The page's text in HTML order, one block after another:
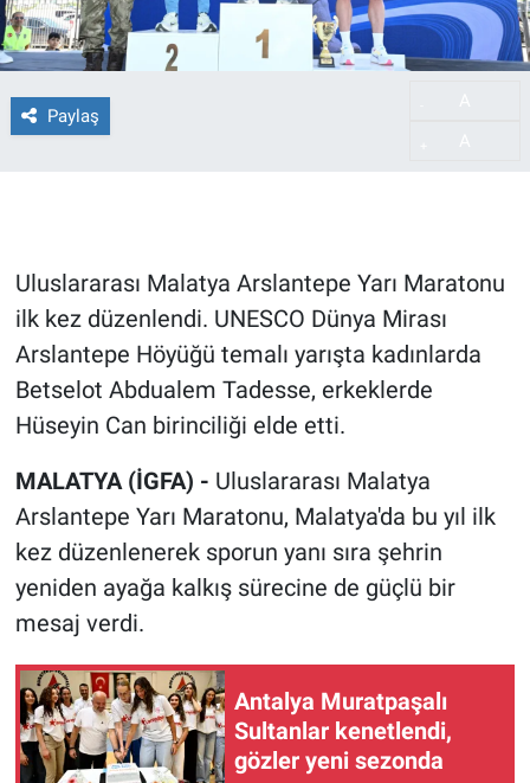
Paylaş
Uluslararası Malatya Arslantepe Yarı Maratonu
ilk kez düzenlendi. UNESCO Dünya Mirası
Arslantepe Höyüğü temalı yarışta kadınlarda
Betselot Abdualem Tadesse, erkeklerde
Hüseyin Can birinciliği elde etti.
MALATYA (İGFA) - Uluslararası Malatya
Arslantepe Yarı Maratonu, Malatya'da bu yıl ilk
kez düzenlenerek sporun yanı sıra şehrin
yeniden ayağa kalkış sürecine de güçlü bir
mesaj verdi.
Antalya Muratpaşalı
Sultanlar kenetlendi,
gözler yeni sezonda